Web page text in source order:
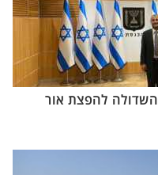
להפצת אור